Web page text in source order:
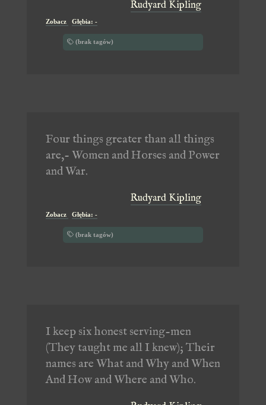
Rudyard Kipling
Zobacz Głębia: -
(brak tagów)
Four things greater than all things
are,- Women and Horses and Power
and War.
Rudyard Kipling
Zobacz Głębia: -
(brak tagów)
I keep six honest serving-men
(They taught me all I knew); Their
names are What and Why and When
And How and Where and Who.